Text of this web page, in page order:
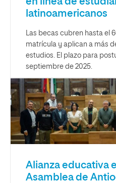
latinoamericanos
Las becas cubren hasta el
matrícula y aplican a más
estudios. El plazo para
septiembre de 2025.
Alianza educativa
Asamblea de